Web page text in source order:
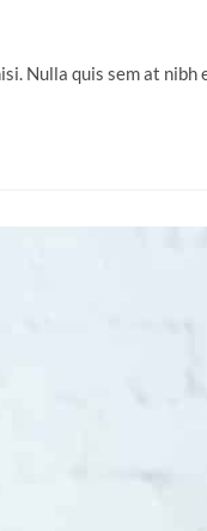
Nulla quis sem at